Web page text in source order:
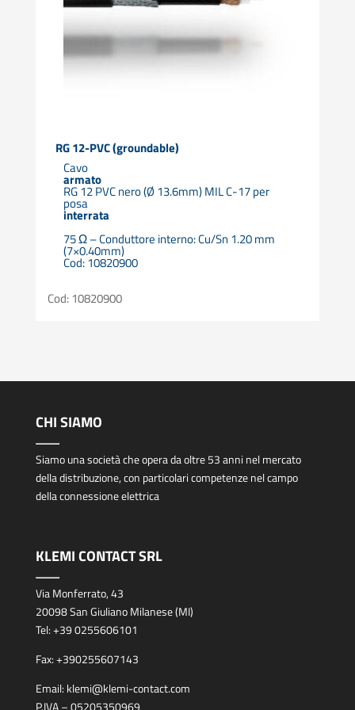
RG 12-PVC (groundable)
Cavo
armato
RG 12 PVC nero (Ø 13.6mm) MIL C-17 per
posa
interrata
75 Ω – Conduttore interno: Cu/Sn 1.20 mm
(7×0.40mm)
Cod: 10820900
Cod: 10820900
CHI SIAMO
Siamo una società che opera da oltre 53 anni nel mercato
della distribuzione, con particolari competenze nel campo
della connessione elettrica
KLEMI CONTACT SRL
Via Monferrato, 43
20098 San Giuliano Milanese (MI)
Tel:+39 0255606101
Fax:+390255607143
Email: klemi@klemi-contact.com